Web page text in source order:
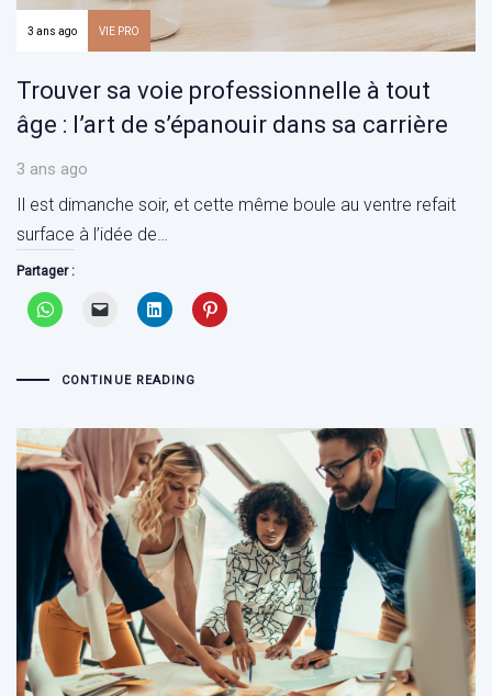
3 ans ago VIE PRO
Trouver sa voie professionnelle à tout
âge : l’art de s’épanouir dans sa carrière
3 ans ago
Il est dimanche soir, et cette même boule au ventre refait
surface à l’idée de…
Partager :
CONTINUE READING